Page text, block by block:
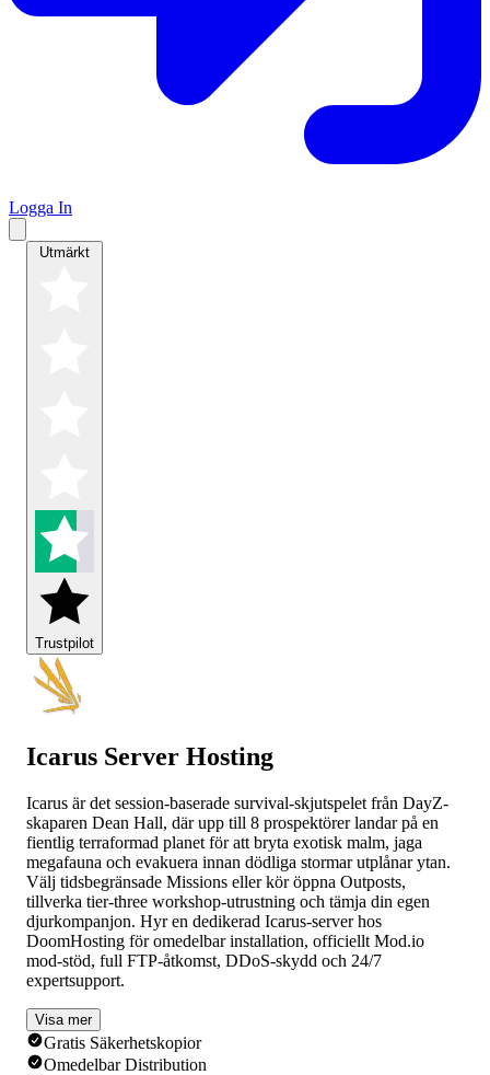
Logga In
Utmärkt
Trustpilot
Icarus Server Hosting
Icarus är det session-baserade survival-skjutspelet från DayZ-
skaparen Dean Hall, där upp till 8 prospektörer landar på en
fientlig terraformad planet för att bryta exotisk malm, jaga
megafauna och evakuera innan dödliga stormar utplånar ytan.
Välj tidsbegränsade Missions eller kör öppna Outposts,
tillverka tier-three workshop-utrustning och tämja din egen
djurkompanjon. Hyr en dedikerad Icarus-server hos
DoomHosting för omedelbar installation, officiellt Mod.io
mod-stöd, full FTP-åtkomst, DDoS-skydd och 24/7
expertsupport.
Visa mer
Gratis Säkerhetskopior
Omedelbar Distribution